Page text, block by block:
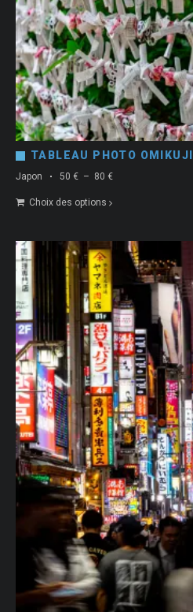
TABLEAU PHOTO OMIKUJI
Japon
Choix des options
50 € – 80 €Plage
80 €